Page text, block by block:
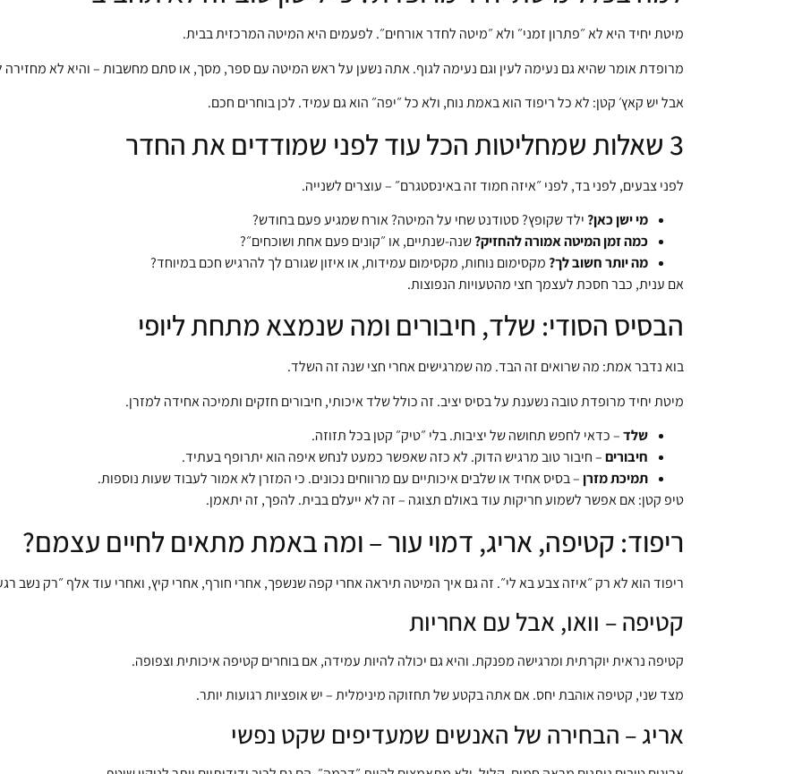
מיטת יחיד היא לא ״פתרון זמני״ ולא ״מיטה לחדר אורחים״. לפעמים היא המיטה המרכזית בבית.
מרופדת אומר שהיא גם נעימה לעין וגם נעימה לגוף. אתה נשען על ראש המיטה עם ספר, מסך, או סתם מחשבות – והיא לא
אבל יש קאץ׳ קטן: לא כל ריפוד הוא באמת נוח, ולא כל ״יפה״ הוא גם עמיד. לכן בוחרים חכם.
3 שאלות שמחליטות הכל עוד לפני שמודדים את החדר
לפני צבעים, לפני בד, לפני ״איזה חמוד זה באינסטגרם״ – עוצרים לשנייה.
מי ישן כאן?ילד שקופץ? סטודנט שחי על המיטה? אורח שמגיע פעם בחודש?
כמה זמן המיטה אמורה להחזיק?שנה-שנתיים, או ״קונים פעם אחת ושוכחים״?
מה יותר חשוב לך?מקסימום נוחות, מקסימום עמידות, או איזון שגורם לך להרגיש חכם במיוחד?
אם ענית, כבר חסכת לעצמך חצי מהטעויות הנפוצות.
הבסיס הסודי: שלד, חיבורים ומה שנמצא מתחת ליופי
בוא נדבר אמת: מה שרואים זה הבד. מה שמרגישים אחרי חצי שנה זה השלד.
מיטת יחיד מרופדת טובה נשענת על בסיס יציב. זה כולל שלד איכותי, חיבורים חזקים ותמיכה אחידה למזרן.
שלד– כדאי לחפש תחושה של יציבות. בלי ״טיק״ קטן בכל תזוזה.
חיבורים– חיבור טוב מרגיש הדוק. לא כזה שאפשר כמעט לנחש איפה הוא יתרופף בעתיד.
תמיכת מזרן– בסיס אחיד או שלבים איכותיים עם מרווחים נכונים. כי המזרן לא אמור לעבוד שעות נוספות.
טיפ קטן: אם אפשר לשמוע חריקות עוד באולם תצוגה – זה לא ייעלם בבית. להפך, זה יתאמן.
ריפוד: קטיפה, אריג, דמוי עור – ומה באמת מתאים לחיים עצמם?
ריפוד הוא לא רק ״איזה צבע בא לי״. זה גם איך המיטה תיראה אחרי קפה שנשפך, אחרי חורף, אחרי קיץ, ואחרי עוד אלף ״רק נשב
קטיפה – וואו, אבל עם אחריות
קטיפה נראית יוקרתית ומרגישה מפנקת. והיא גם יכולה להיות עמידה, אם בוחרים קטיפה איכותית וצפופה.
מצד שני, קטיפה אוהבת יחס. אם אתה בקטע של תחזוקה מינימלית – יש אופציות רגועות יותר.
אריג – הבחירה של האנשים שמעדיפים שקט נפשי